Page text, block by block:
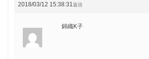
2018/03/12 15:38:31返信
錦織K子